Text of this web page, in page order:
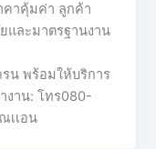
คาคุ้มค่า ลูกค้า
และมาตรฐานงาน
น พร้อมให้บริการ
งาน: โทร080-
เเอน